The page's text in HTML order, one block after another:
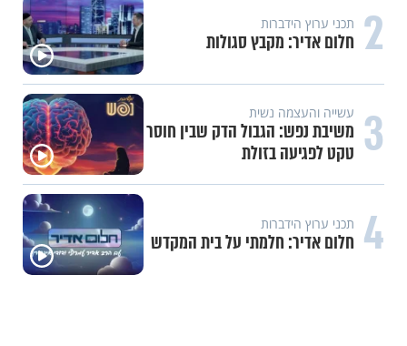
2 תכני ערוץ הידברות
חלום אדיר: מקבץ סגולות
3 עשייה והעצמה נשית
משיבת נפש: הגבול הדק שבין חוסר
טקט לפגיעה בזולת
4 תכני ערוץ הידברות
חלום אדיר: חלמתי על בית המקדש